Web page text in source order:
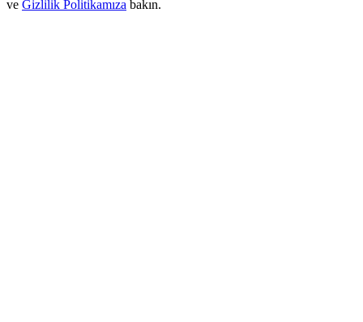
ve Gizlilik Politikamıza bakın.